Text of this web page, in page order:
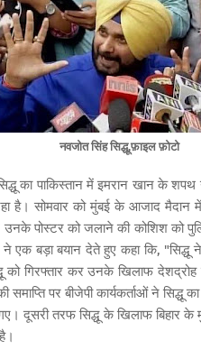
नवजोत सिंह सिद्धू,फ़ाइल फ़ोटो
का पाकिस्तान में इमरान खान के
है। सोमवार को मुंबई के आजाद मैदान
पोस्टर को जलाने की कोशिश को
बड़ा बयान देते हुए कहा कि,
गिरफ्तार कर उनके खिलाफ देशद्रोह
पर बीजेपी कार्यकर्ताओं ने सिद्धू
गए। दूसरी तरफ सिद्धू के खिलाफ बिहार